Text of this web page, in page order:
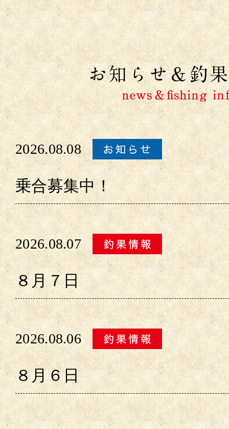
2026.08.08
乗合募集中！
2026.08.07
８月７日
2026.08.06
８月６日